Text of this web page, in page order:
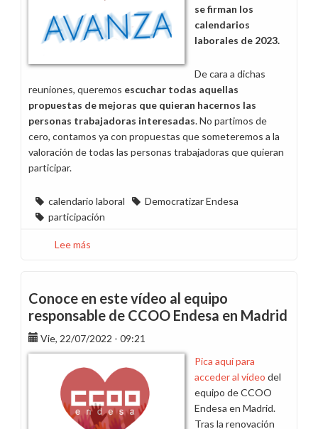
se firman los
calendarios
laborales de 2023.
De cara a dichas
reuniones, queremos escuchar todas aquellas
propuestas de mejoras que quieran hacernos las
personas trabajadoras interesadas. No partimos de
cero, contamos ya con propuestas que someteremos a la
valoración de todas las personas trabajadoras que quieran
participar.
calendario laboral
Democratizar Endesa
participación
Lee más
propuestas
para
mejorar
los
calendarios
laborales
2023
Conoce en este vídeo al equipo
responsable de CCOO Endesa en Madrid
Vie, 22/07/2022 - 09:21
Pica aquí para
acceder al vídeo del
equipo de CCOO
Endesa en Madrid.
Tras la renovación